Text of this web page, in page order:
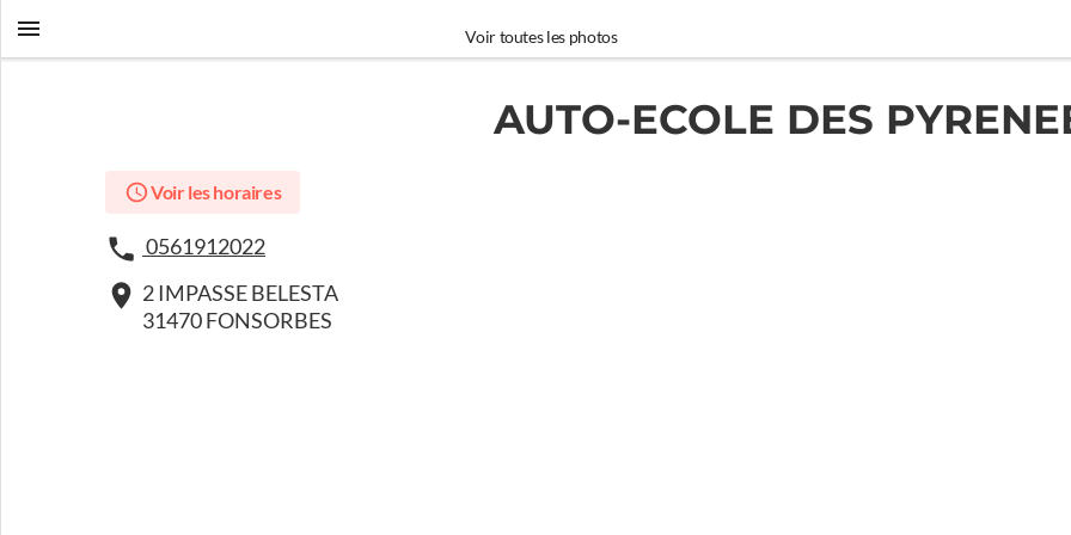
Voir toutes les photos
AUTO-ECOLE DES
Voir les horaires
0561912022
2 IMPASSE BELESTA
31470 FONSORBES